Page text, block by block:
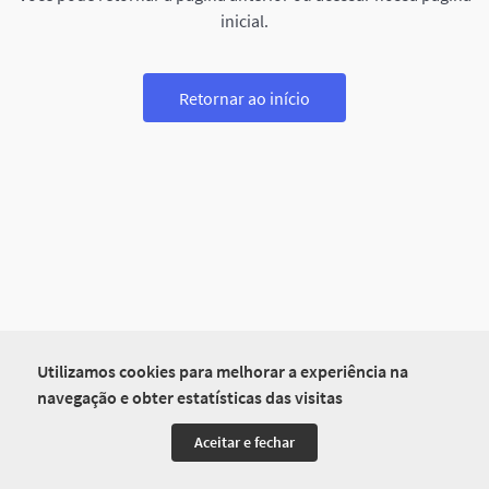
Utilizamos cookies para melhorar a experiência na
navegação e obter estatísticas das visitas
Aceitar e fechar
inicial.
Retornar ao início